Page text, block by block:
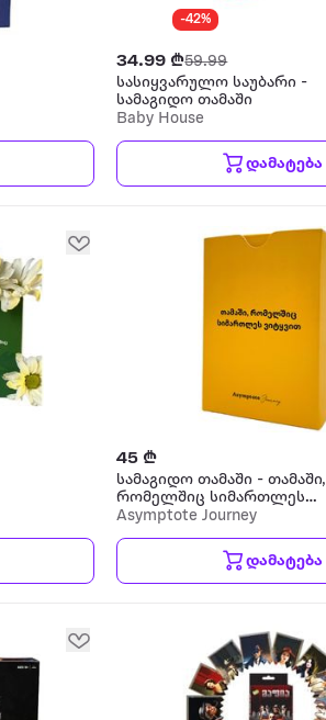
-42%
34.99 ₾59.99
სასიყვარულო საუბარი -
სამაგიდო თამაში
Baby House
დამატება
45 ₾
სამაგიდო თამაში - თამაში,
რომელშიც სიმართლეს
ვიტყვით
Asymptote Journey
დამატება